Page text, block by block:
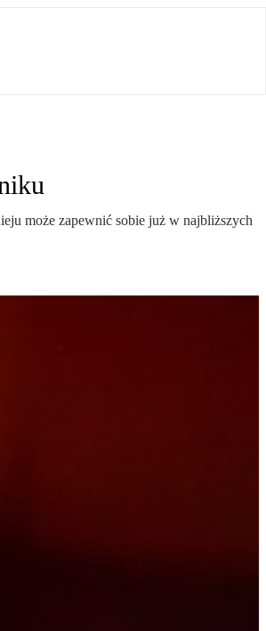
może zapewnić sobie już w najbliższych